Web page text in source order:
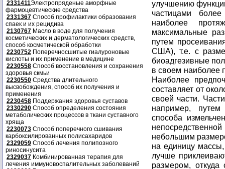
2331411Электропряденые аморфные
фармоцевтические средства
2331367 Способ профилактики образования
спаек и их рецидива
2130767 Масло в воде для получения
косметических и дерматологических средств,
способ косметической обработки
2230752 Поперечносшитые гиалуроновые
кислоты и их применение в медицине
2230558 Способ восстановления и сохранения
здоровья скмьи
2230550 Средства длительного
высвобождения, способ их получения и
применения
2230458 Поддержания здоровья суставов
2330290 Способ определения состояния
метаболических процессов в ткани суставного
хряща
2230073 Способ поперечного сшивания
карбоксилированных полисахаридов
2329059 Способ лечения полипозного
риносинусита
2329037 Комбинированная терапия для
лечения иммуновоспалительных заболеваний
улучшению
частицами
наиболее
максимальные
путем
США), т.е. с
биоадгезивные
в своем наиболее
Наиболее
составляет от
своей части.
например,
способа
небольшим
на единицу
лучше
размером, откуда